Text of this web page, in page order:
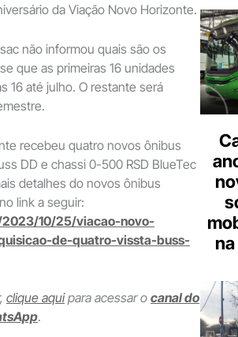
da Viação Novo Horizonte.
não informou quais são os
que as primeiras 16 unidades
16 até julho. O restante será
recebeu quatro novos ônibus
DD e chassi 0-500 RSD BlueTec
detalhes do novos ônibus
link a seguir:
10/25/viacao-novo-
de-quatro-vissta-buss-
clique aquipara acessar o canal do
.